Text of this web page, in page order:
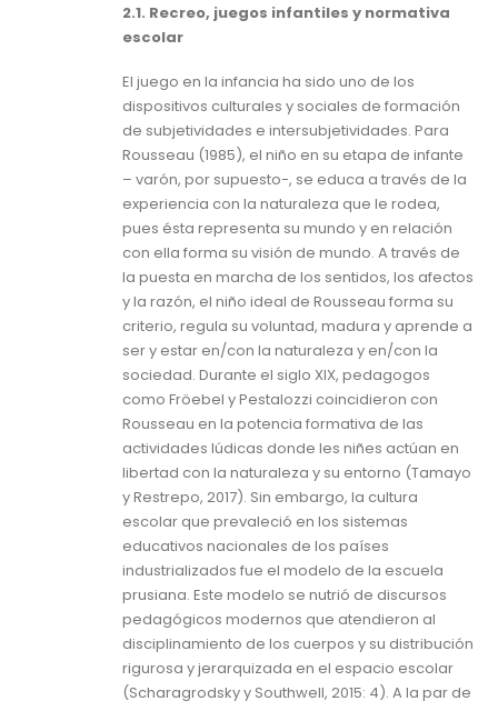
2.1. Recreo, juegos infantiles y normativa
escolar
El juego en la infancia ha sido uno de los
dispositivos culturales y sociales de formación
de subjetividades e intersubjetividades. Para
Rousseau (1985), el niño en su etapa de infante
– varón, por supuesto-, se educa a través de la
experiencia con la naturaleza que le rodea,
pues ésta representa su mundo y en relación
con ella forma su visión de mundo. A través de
la puesta en marcha de los sentidos, los afectos
y la razón, el niño ideal de Rousseau forma su
criterio, regula su voluntad, madura y aprende a
ser y estar en/con la naturaleza y en/con la
sociedad. Durante el siglo XIX, pedagogos
como Fröebel y Pestalozzi coincidieron con
Rousseau en la potencia formativa de las
actividades lúdicas donde les niñes actúan en
libertad con la naturaleza y su entorno (Tamayo
y Restrepo, 2017). Sin embargo, la cultura
escolar que prevaleció en los sistemas
educativos nacionales de los países
industrializados fue el modelo de la escuela
prusiana. Este modelo se nutrió de discursos
pedagógicos modernos que atendieron al
disciplinamiento de los cuerpos y su distribución
rigurosa y jerarquizada en el espacio escolar
(Scharagrodsky y Southwell, 2015: 4). A la par de